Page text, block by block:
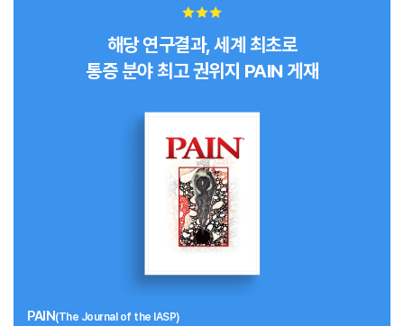
해당 연구결과, 세계 최초로
통증 분야 최고 권위지 PAIN 게재
PAIN(The Journal of the IASP)